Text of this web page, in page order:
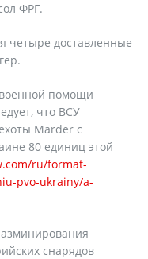
ФРГ.
четыре доставленные
помощи
что ВСУ
Marder с
80 единиц этой
ru/format-
pvo-ukrainy/a-
снарядов